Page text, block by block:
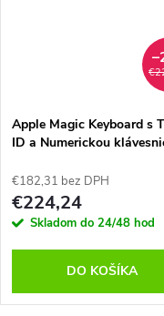
Apple Magic Keyboard s
ID a Numerickou
(USB-C), MXK83Z/A
€182,31 bez DPH
€224,24
Skladom do 24/48 hod
DO KOŠÍKA